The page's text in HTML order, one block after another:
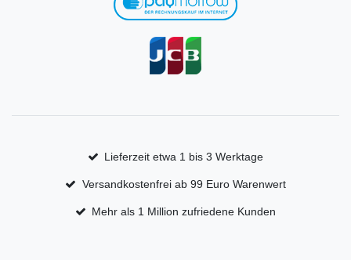
Lieferzeit etwa 1 bis 3 Werktage
Versandkostenfrei ab 99 Euro Warenwert
Mehr als 1 Million zufriedene Kunden